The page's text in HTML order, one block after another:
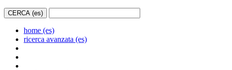
home (es)
ricerca avanzata (es)